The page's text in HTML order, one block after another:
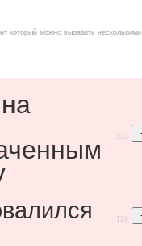
который можно выразить несколькими
132
126